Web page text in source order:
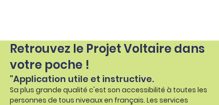
Retrouvez le Projet Voltaire dans
votre poche !
"Application utile et instructive.
Sa plus grande qualité c'est son accessibilité à toutes les
personnes de tous niveaux en français. Les services